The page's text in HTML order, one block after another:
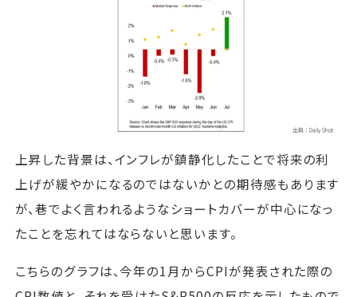
上昇した背景は、インフレが鎮静化したことで将来の利
上げが緩やかになるのではないかとの期待感もあります
が、巷でよく言われるようなショートカバーが中心になっ
たことを忘れてはならないと思います。
こちらのグラフは、今年の1月からCPIが発表された際の